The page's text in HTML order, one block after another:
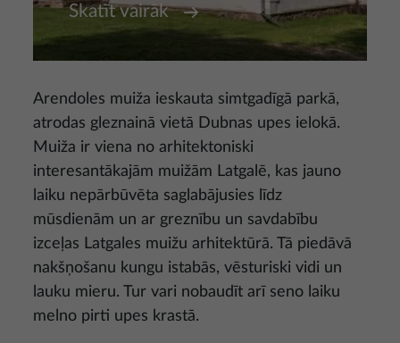
Skatīt vairāk
Arendoles muiža ieskauta simtgadīgā parkā,
atrodas gleznainā vietā Dubnas upes ielokā.
Muiža ir viena no arhitektoniski
interesantākajām muižām Latgalē, kas jauno
laiku nepārbūvēta saglabājusies līdz
mūsdienām un ar greznību un savdabību
izceļas Latgales muižu arhitektūrā. Tā piedāvā
nakšņošanu kungu istabās, vēsturiski vidi un
lauku mieru. Tur vari nobaudīt arī seno laiku
melno pirti upes krastā.